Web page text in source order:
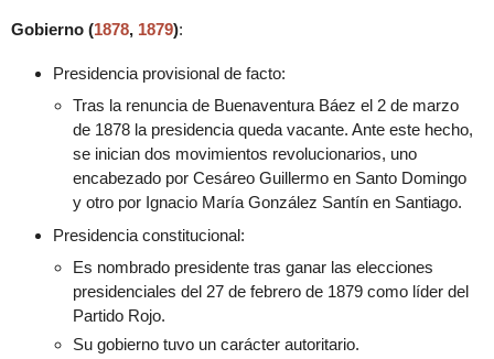
Gobierno (1878, 1879):
Presidencia provisional de facto:
Tras la renuncia de Buenaventura Báez el 2 de marzo
de 1878 la presidencia queda vacante. Ante este hecho,
se inician dos movimientos revolucionarios, uno
encabezado por Cesáreo Guillermo en Santo Domingo
y otro por Ignacio María González Santín en Santiago.
Presidencia constitucional:
Es nombrado presidente tras ganar las elecciones
presidenciales del 27 de febrero de 1879 como líder del
Partido Rojo.
Su gobierno tuvo un carácter autoritario.